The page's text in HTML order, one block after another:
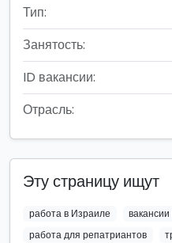
Тип:
Занятость:
ID вакансии:
Отрасль:
Эту страницу ищут
работа в Израиле
работа для репатриантов